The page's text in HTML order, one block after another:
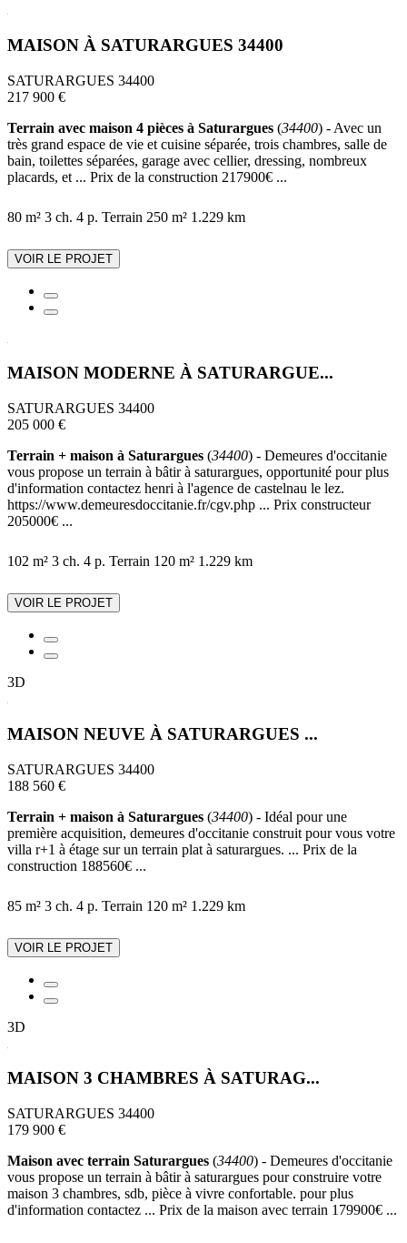
MAISON À SATURARGUES 34400
SATURARGUES 34400
217 900 €
Terrain avec maison 4 pièces à Saturargues (34400) - Avec un
très grand espace de vie et cuisine séparée, trois chambres, salle de
bain, toilettes séparées, garage avec cellier, dressing, nombreux
placards, et ... Prix de la construction 217900€ ...
80 m² 3 ch. 4 p. Terrain 250 m² 1.229 km
VOIR LE PROJET
MAISON MODERNE À SATURARGUE...
SATURARGUES 34400
205 000 €
Terrain + maison à Saturargues (34400) - Demeures d'occitanie
vous propose un terrain à bâtir à saturargues, opportunité pour plus
d'information contactez henri à l'agence de castelnau le lez.
https://www.demeuresdoccitanie.fr/cgv.php ... Prix constructeur
205000€ ...
102 m² 3 ch. 4 p. Terrain 120 m² 1.229 km
VOIR LE PROJET
3D
MAISON NEUVE À SATURARGUES ...
SATURARGUES 34400
188 560 €
Terrain + maison à Saturargues (34400) - Idéal pour une
première acquisition, demeures d'occitanie construit pour vous votre
villa r+1 à étage sur un terrain plat à saturargues. ... Prix de la
construction 188560€ ...
85 m² 3 ch. 4 p. Terrain 120 m² 1.229 km
VOIR LE PROJET
3D
MAISON 3 CHAMBRES À SATURAG...
SATURARGUES 34400
179 900 €
Maison avec terrain Saturargues (34400) - Demeures d'occitanie
vous propose un terrain à bâtir à saturargues pour construire votre
maison 3 chambres, sdb, pièce à vivre confortable. pour plus
d'information contactez ... Prix de la maison avec terrain 179900€ ...